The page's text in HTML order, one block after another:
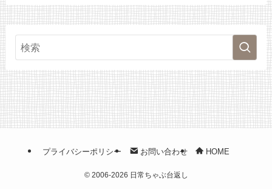
プライバシーポリシー お問い合わせ HOME
©2006-2026 日常ちゃぶ台返し